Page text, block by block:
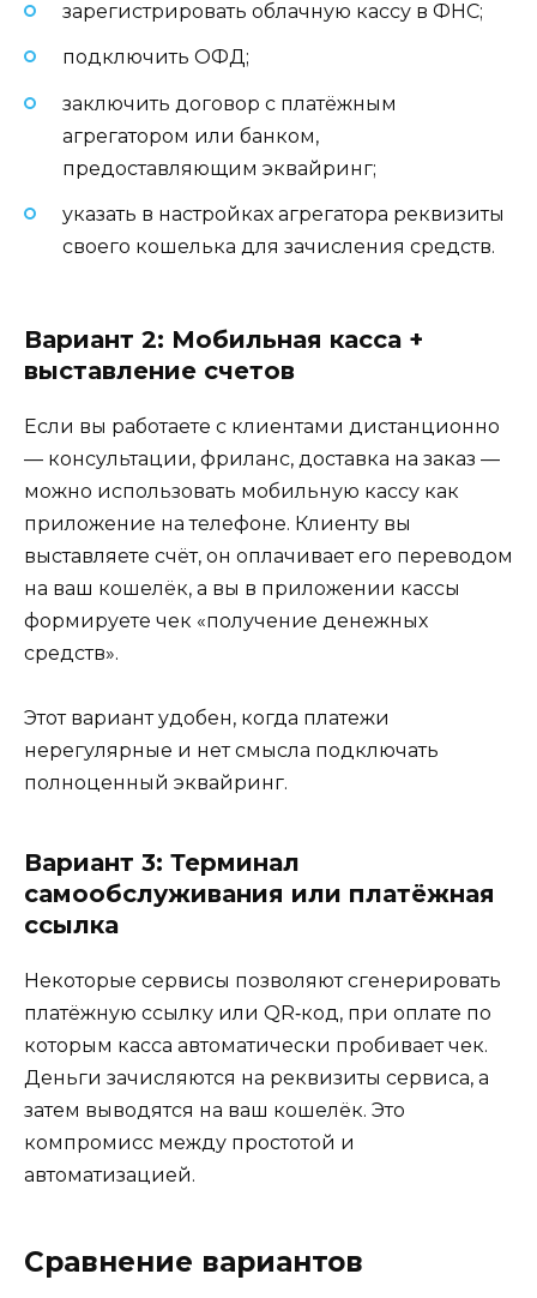
зарегистрировать облачную кассу в ФНС;
подключить ОФД;
заключить договор с платёжным
агрегатором или банком,
предоставляющим эквайринг;
указать в настройках агрегатора реквизиты
своего кошелька для зачисления средств.
Вариант 2: Мобильная касса +
выставление счетов
Если вы работаете с клиентами дистанционно
— консультации, фриланс, доставка на заказ —
можно использовать мобильную кассу как
приложение на телефоне. Клиенту вы
выставляете счёт, он оплачивает его переводом
на ваш кошелёк, а вы в приложении кассы
формируете чек «получение денежных
средств».
Этот вариант удобен, когда платежи
нерегулярные и нет смысла подключать
полноценный эквайринг.
Вариант 3: Терминал
самообслуживания или платёжная
ссылка
Некоторые сервисы позволяют сгенерировать
платёжную ссылку или QR‑код, при оплате по
которым касса автоматически пробивает чек.
Деньги зачисляются на реквизиты сервиса, а
затем выводятся на ваш кошелёк. Это
компромисс между простотой и
автоматизацией.
Сравнение вариантов